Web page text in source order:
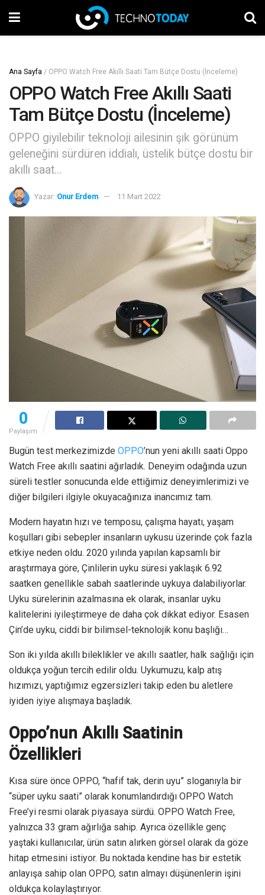
Ana Sayfa / OPPO Watch Free Akıllı Saati Tam Bütçe Dostu (İnceleme)
OPPO Watch Free Akıllı Saati
Tam Bütçe Dostu (İnceleme)
OPPO giyilebilir teknoloji ailesinin şık görünüm
geleneğini sürdüren iddialı, üstelik bütçe dostu bir
akıllı saat…
Yazar: Onur Erdem 11 Mart 2022
0
Paylaşım
Bugün test merkezimizde OPPO’nun yeni akıllı saati Oppo
Watch Free akıllı saatini ağırladık. Deneyim odağında uzun
süreli testler sonucunda elde ettiğimiz deneyimlerimizi ve
diğer bilgileri ilgiyle okuyacağınıza inancımız tam.
Modern hayatın hızı ve temposu, çalışma hayatı, yaşam
koşulları gibi sebepler insanların uykusu üzerinde çok fazla
etkiye neden oldu. 2020 yılında yapılan kapsamlı bir
araştırmaya göre, Çinlilerin uyku süresi yaklaşık 6.92
saatken genellikle sabah saatlerinde uykuya dalabiliyorlar.
Uyku sürelerinin azalmasına ek olarak, insanlar uyku
kalitelerini iyileştirmeye de daha çok dikkat ediyor. Esasen
Çin’de uyku, ciddi bir bilimsel-teknolojik konu başlığı…
Son iki yılda akıllı bileklikler ve akıllı saatler, halk sağlığı için
oldukça yoğun tercih edilir oldu. Uykumuzu, kalp atış
hızımızı, yaptığımız egzersizleri takip eden bu aletlere
iyiden iyiye alışmaya başladık.
Oppo’nun Akıllı Saatinin
Özellikleri
Kısa süre önce OPPO, “hafif tak, derin uyu” sloganıyla bir
“süper uyku saati” olarak konumlandırdığı OPPO Watch
Free’yi resmi olarak piyasaya sürdü. OPPO Watch Free,
yalnızca 33 gram ağırlığa sahip. Ayrıca özellikle genç
yaştaki kullanıcılar, ürün satın alırken görsel olarak da göze
hitap etmesini istiyor. Bu noktada kendine has bir estetik
anlayışa sahip olan OPPO, satın almayı düşünenlerin işini
oldukça kolaylaştırıyor.